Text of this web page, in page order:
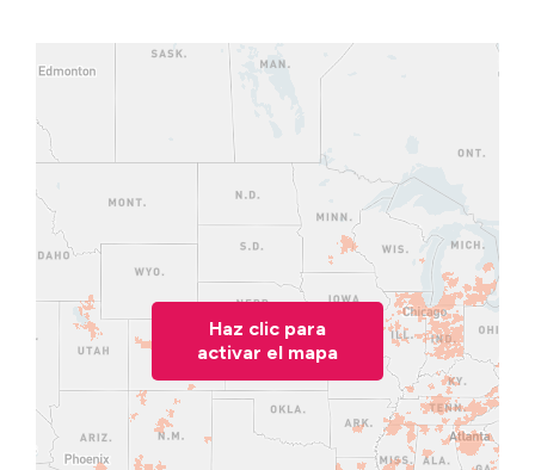
Haz clic para
activar el mapa